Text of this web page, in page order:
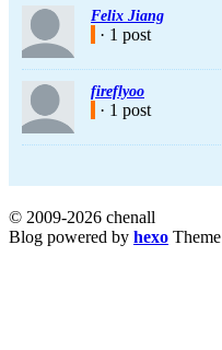
Felix Jiang
· 1 post
fireflyoo
· 1 post
© 2009-2026 chenall
Blog powered by hexo Theme